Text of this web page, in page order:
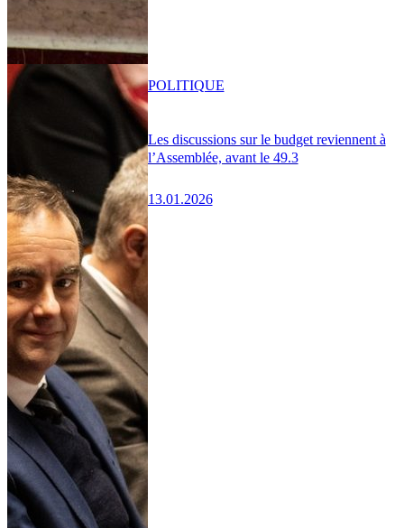
Les discussions sur le budget reviennent à
l’Assemblée, avant le 49.3
13.01.2026
POLITIQUE